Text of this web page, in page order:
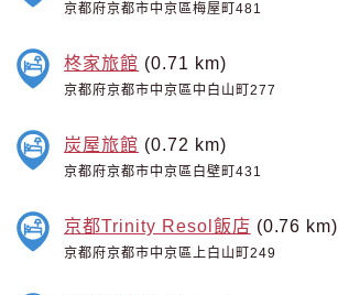
京都府京都市中京區梅屋町481
柊家旅館 (0.71 km)
京都府京都市中京區中白山町277
炭屋旅館 (0.72 km)
京都府京都市中京區白壁町431
京都Trinity Resol飯店 (0.76 km)
京都府京都市中京區上白山町249